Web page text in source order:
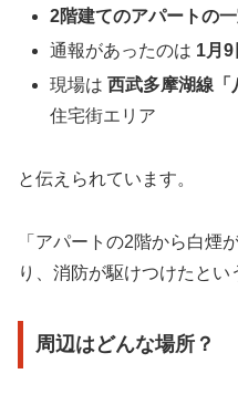
2階建てのアパートの
通報があったのは 1月9
現場は西武多摩湖線「
住宅街エリア
と伝えられています。
「アパートの2階から白煙
り、消防が駆けつけたとい
周辺はどんな場所？